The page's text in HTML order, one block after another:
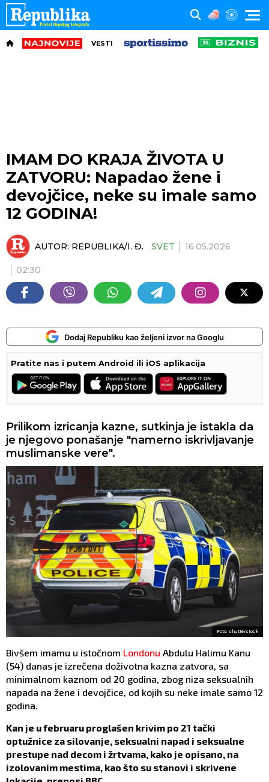
VESTI
IMAM DO KRAJA ŽIVOTA U
ZATVORU: Napadao žene i
devojčice, neke su imale samo
12 GODINA!
AUTOR: REPUBLIKA/I. Đ. SVET 16.05.2026
02:30
Dodaj Republiku kao željeni izvor na Googlu
Pratite nas i putem Android ili iOS aplikacija
Prilikom izricanja kazne, sutkinja je istakla da
je njegovo ponašanje "namerno iskrivljavanje
muslimanske vere".
Foto: shutterstock
Bivšem imamu u istočnom Londonu Abdulu Halimu Kanu
(54) danas je izrečena doživotna kazna zatvora, sa
minimalnom kaznom od 20 godina, zbog niza seksualnih
napada na žene i devojčice, od kojih su neke imale samo 12
godina.
Kan je u februaru proglašen krivim po 21 tački
optužnice za silovanje, seksualni napad i seksualne
prestupe nad decom i žrtvama, kako je opisano, na
izolovanim mestima, kao što su stanovi i skrivene